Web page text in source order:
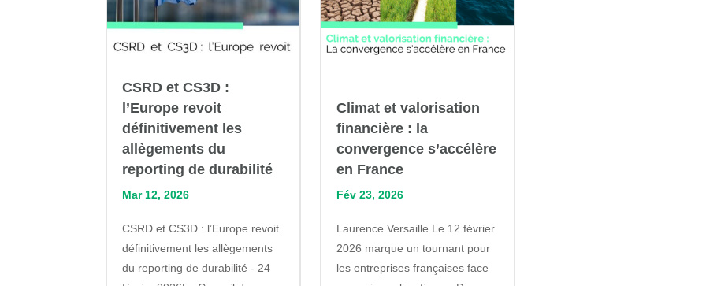
CSRD et CS3D :
l’Europe revoit
définitivement les
allègements du
reporting de durabilité
Mar 12, 2026
CSRD et CS3D : l’Europe revoit
définitivement les allègements
du reporting de durabilité - 24
Climat et valorisation
financière : la
convergence s’accélère
en France
Fév 23, 2026
Laurence Versaille Le 12 février
2026 marque un tournant pour
les entreprises françaises face